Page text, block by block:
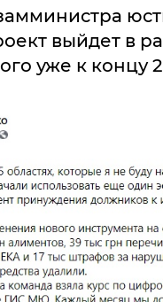
выйдет в
уже к концу